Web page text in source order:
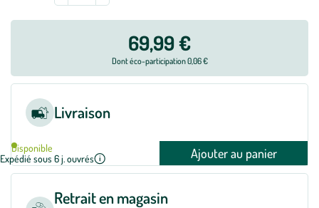
69,99 €
Dont éco-participation 0,06 €
Livraison
Disponible
Expédié sous 6 j. ouvrés
Ajouter au panier
Retrait en magasin